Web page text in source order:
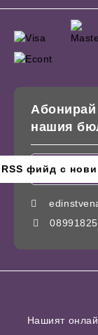
Абонирай
нашия
Нашият